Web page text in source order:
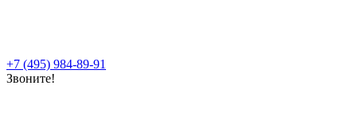
+7 (495) 984-89-91
Звоните!